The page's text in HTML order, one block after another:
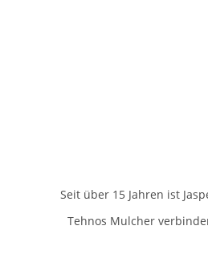
Seit über 15 Jahren ist
Tehnos Mulcher